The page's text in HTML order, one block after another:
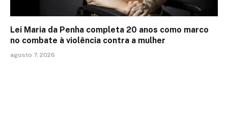
Lei Maria da Penha completa 20 anos como marco
no combate à violência contra a mulher
agosto 7, 2026